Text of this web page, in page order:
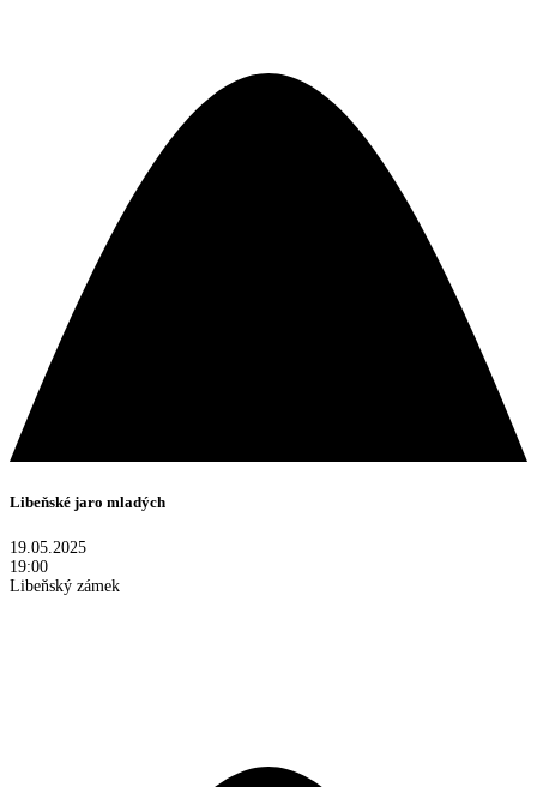
Libeňské jaro mladých
19.05.2025
19:00
Libeňský zámek